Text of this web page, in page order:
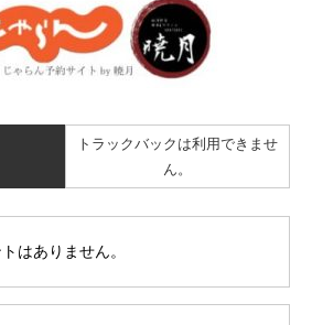
トラックバックは利用できませ
ん。
はありません。